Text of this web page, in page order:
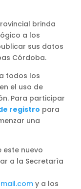
brinda
a los
sus datos
Córdoba.
todos los
el uso de
Para participar
registro para
una
este nuevo
a la Secretarìa
y a los